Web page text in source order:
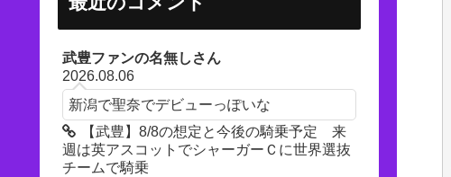
武豊ファンの名無しさん
2026.08.06
新潟で聖奈でデビューっぽいな
【武豊】8/8の想定と今後の騎乗予定 来
週は英アスコットでシャーガーＣに世界選抜
チームで騎乗